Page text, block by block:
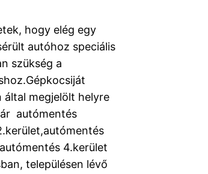
hogy elég egy
autóhoz speciális
szükség a
által megjelölt helyre
autómentés
4.kerület
településen lévő